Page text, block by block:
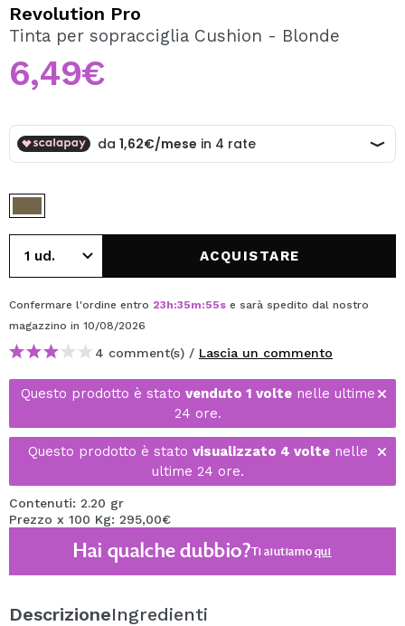
Creando un account su Maquibeauty.it potrai fare i tuoi
acquisti velocemente, controllare lo stato dei tuoi ordini e
consultare le tue operazioni precedenti.
CREARE UN ACCOUNT
Revolution Pro
Tinta per sopracciglia Cushion - Blonde
6,49€
ACQUISTARE
Confermare l'ordine entro 23h:35m:55s e sarà spedito dal nostro
magazzino in 10/08/2026
4 comment(s) / Lascia un commento
Questo prodotto è stato venduto 1 volte nelle ultime
24 ore.
Questo prodotto è stato visualizzato 4 volte nelle
ultime 24 ore.
Contenuti: 2.20 gr
Prezzo x 100 Kg: 295,00€
Hai qualche dubbio?Ti aiutiamoqui
DescrizioneIngredienti